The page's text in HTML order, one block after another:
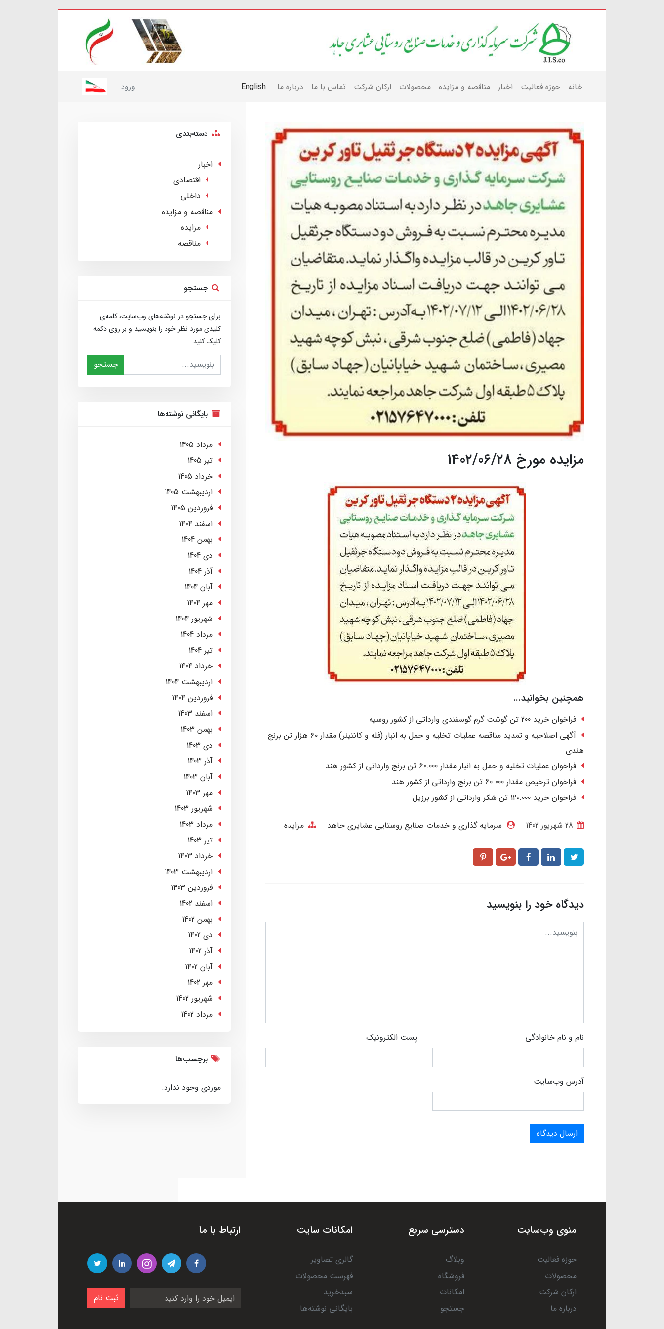
خانه حوزه فعالیت اخبار مناقصه و مزایده محصولات ارکان شرکت تماس با ما درباره ما English ورود
مزایده مورخ 1402/06/28
همچنین بخوانید...
فراخوان خرید 200 تن گوشت گرم گوسفندی وارداتی از کشور روسیه
آگهی اصلاحیه و تمدید مناقصه عملیات تخلیه و حمل به انبار (فله و کانتینر) مقدار ۶۰ هزار تن برنج
هندی
فراخوان عملیات تخلیه و حمل به انبار مقدار 60.000 تن برنج وارداتی از کشور هند
فراخوان ترخیص مقدار 60.000 تن برنج وارداتی از کشور هند
فراخوان خرید 120.000 تن شکر وارداتی از کشور برزیل
سرمایه گذاری و خدمات صنایع روستایی عشایری جاهد مزایده
دیدگاه خود را بنویسید
نام و نام خانوادگی پست الکترونیک
آدرس وب‌سایت
ارسال دیدگاه
دسته‌بندی
اخبار
اقتصادی
داخلی
مناقصه و مزایده
مزایده
مناقصه
جستجو
برای جستجو در نوشته‌های وب‌سایت، کلمه‌ی
کلیدی مورد نظر خود را بنویسید و بر روی دکمه
کلیک کنید.
جستجو
بایگانی نوشته‌ها
مرداد 1405
تير 1405
خرداد 1405
ارديبهشت 1405
فروردین 1405
اسفند 1404
بهمن 1404
دی 1404
آذر 1404
آبان 1404
مهر 1404
شهریور 1404
مرداد 1404
تير 1404
خرداد 1404
ارديبهشت 1404
فروردین 1404
اسفند 1403
بهمن 1403
دی 1403
آذر 1403
آبان 1403
مهر 1403
شهریور 1403
مرداد 1403
تير 1403
خرداد 1403
ارديبهشت 1403
فروردین 1403
اسفند 1402
بهمن 1402
دی 1402
آذر 1402
آبان 1402
مهر 1402
شهریور 1402
مرداد 1402
برچسب‌ها
موردی وجود ندارد.
منوی وب‌سایت
حوزه فعالیت
محصولات
ارکان شرکت
درباره ما
دسترسی سریع
وبلاگ
فروشگاه
امکانات
جستجو
امکانات سایت
گالری تصاویر
فهرست محصولات
سبدخرید
بایگانی نوشته‌ها
ارتباط با ما
ثبت نام